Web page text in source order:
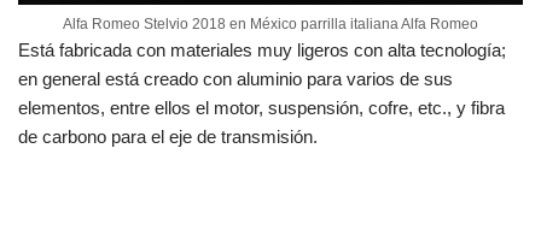
Alfa Romeo Stelvio 2018 en México parrilla italiana Alfa Romeo
Está fabricada con materiales muy ligeros con alta tecnología;
en general está creado con aluminio para varios de sus
elementos, entre ellos el motor, suspensión, cofre, etc., y fibra
de carbono para el eje de transmisión.